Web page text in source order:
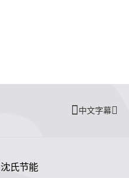
中文字幕
沈氏节能